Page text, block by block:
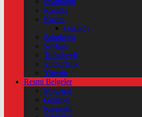
Karataş
Kozan
Gaziköy
Saimbeyli
Seyhan
Tufanbeyli
Yumurtalık
Yüreğir
Resmi Belgeler
Mevzuat
Genelge
Kanunlar